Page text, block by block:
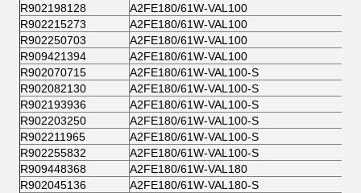
R902198128
A2FE180/61W-VAL100
R902215273
A2FE180/61W-VAL100
R902250703
A2FE180/61W-VAL100
R909421394
A2FE180/61W-VAL100
R902070715
A2FE180/61W-VAL100-S
R902082130
A2FE180/61W-VAL100-S
R902193936
A2FE180/61W-VAL100-S
R902203250
A2FE180/61W-VAL100-S
R902211965
A2FE180/61W-VAL100-S
R902255832
A2FE180/61W-VAL100-S
R909448368
A2FE180/61W-VAL180
R902045136
A2FE180/61W-VAL180-S